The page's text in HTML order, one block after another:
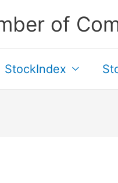
of
StockIndex